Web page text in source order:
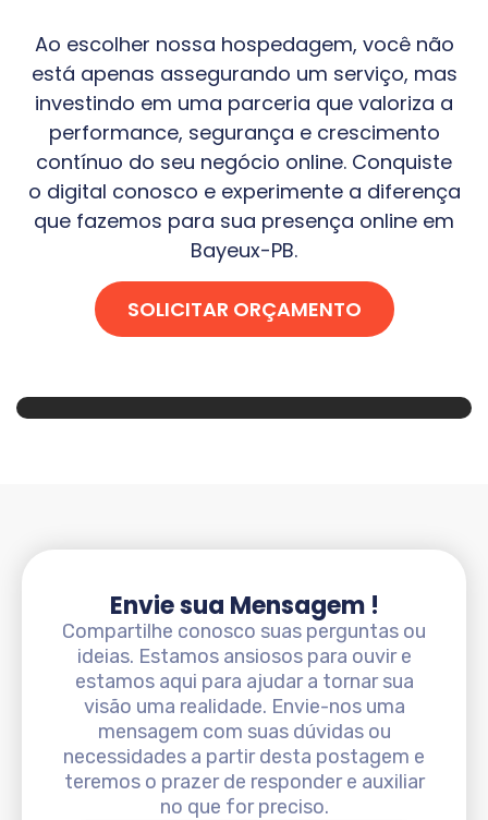
Ao escolher nossa hospedagem, você não
está apenas assegurando um serviço, mas
investindo em uma parceria que valoriza a
performance, segurança e crescimento
contínuo do seu negócio online. Conquiste
o digital conosco e experimente a diferença
que fazemos para sua presença online em
Bayeux-PB.
SOLICITAR ORÇAMENTO
Envie sua Mensagem !
Compartilhe conosco suas perguntas ou
ideias. Estamos ansiosos para ouvir e
estamos aqui para ajudar a tornar sua
visão uma realidade. Envie-nos uma
mensagem com suas dúvidas ou
necessidades a partir desta postagem e
teremos o prazer de responder e auxiliar
no que for preciso.